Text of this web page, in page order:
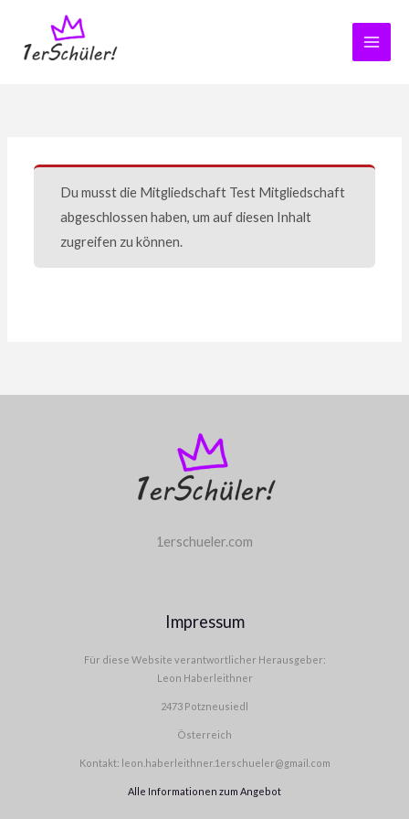
springen
Du musst die Mitgliedschaft Test Mitgliedschaft
abgeschlossen haben, um auf diesen Inhalt
zugreifen zu können.
1erschueler.com
Impressum
Für diese Website verantwortlicher Herausgeber:
Leon Haberleithner
2473 Potzneusiedl
Österreich
Kontakt: leon.haberleithner.1erschueler@gmail.com
Alle Informationen zum Angebot